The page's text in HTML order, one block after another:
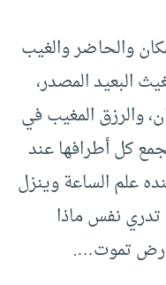
والحاضر والغيب
البعيد المصدر،
والرزق المغيب في
كل أطرافها عند
علم الساعة وينزل
تدري نفس ماذا
تموت….